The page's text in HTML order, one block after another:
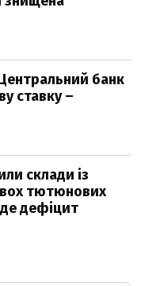
банк
ставку –
склади із
тютюнових
дефіцит